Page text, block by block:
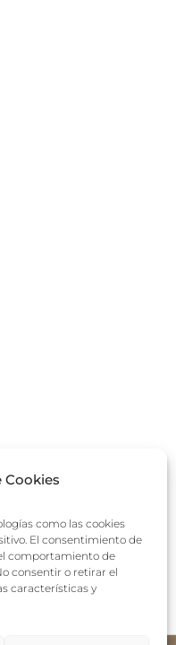
como las cookies
El consentimiento de
comportamiento de
consentir o retirar el
características y